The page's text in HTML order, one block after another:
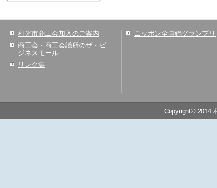
和光市商工会加入のご案内
商工会・商工会議所のザ・ビ
ジネスモール
リンク集
ニッポン全国鍋グランプリ
Copyright© 2014